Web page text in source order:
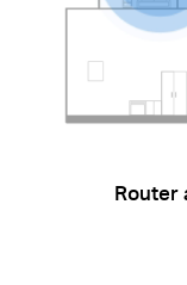
Router